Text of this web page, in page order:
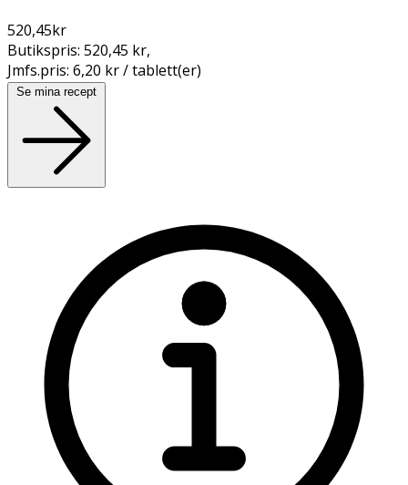
520,45kr
Butikspris: 520,45 kr,
Jmfs.pris: 6,20 kr / tablett(er)
Se mina recept